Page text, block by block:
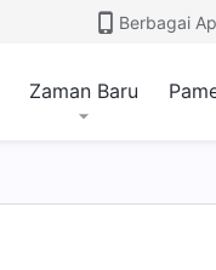
Berbagai
Zaman Baru